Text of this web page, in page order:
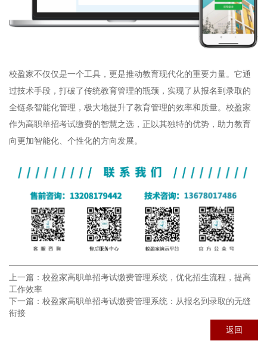
校盈家不仅仅是一个工具，更是推动教育现代化的重要力量。它通
过技术手段，打破了传统教育管理的瓶颈，实现了从报名到录取的
全链条智能化管理，极大地提升了教育管理的效率和质量。校盈家
作为高职单招考试缴费的智慧之选，正以其独特的优势，助力教育
向更加智能化、个性化的方向发展。
上一篇： 校盈家高职单招考试缴费管理系统，优化招生流程，提高
工作效率
下一篇： 校盈家高职单招考试缴费管理系统：从报名到录取的无缝
衔接
返回